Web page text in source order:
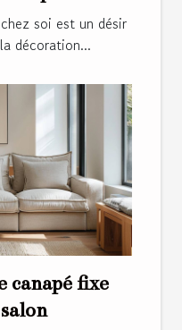
soi est un désir
décoration...
canapé fixe